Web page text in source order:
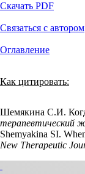
Скачать PDF
Связаться с автором
Оглавление
Как цитировать:
Шемякина С.И.
терапевтический
Shemyakina SI.
New Therapeutic